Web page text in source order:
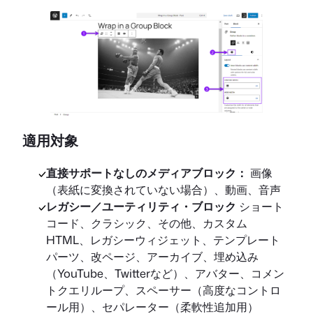
適用対象
直接サポートなしのメディアブロック： 画像
（表紙に変換されていない場合）、動画、音声
レガシー／ユーティリティ・ブロック ショート
コード、クラシック、その他、カスタム
HTML、レガシーウィジェット、テンプレート
パーツ、改ページ、アーカイブ、埋め込み
（YouTube、Twitterなど）、アバター、コメン
トクエリループ、スペーサー（高度なコントロ
ール用）、セパレーター（柔軟性追加用）